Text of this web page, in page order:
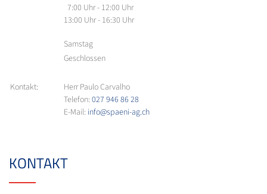
7:00 Uhr - 12:00 Uhr
13:00 Uhr - 16:30 Uhr
Samstag
Geschlossen
Kontakt:
Herr Paulo Carvalho
Telefon: 027 946 86 28
E-Mail: info@spaeni-ag.ch
KONTAKT